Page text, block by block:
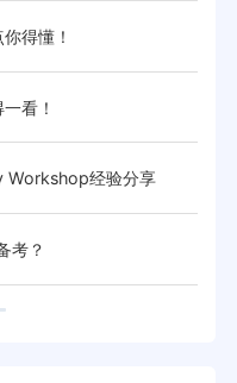
得懂！
看！
Workshop经验分享
考？